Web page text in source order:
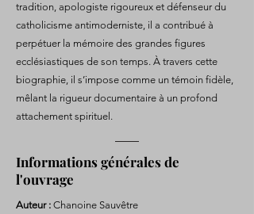
tradition, apologiste rigoureux et défenseur du
catholicisme antimoderniste, il a contribué à
perpétuer la mémoire des grandes figures
ecclésiastiques de son temps. À travers cette
biographie, il s’impose comme un témoin fidèle,
mêlant la rigueur documentaire à un profond
attachement spirituel.
Informations générales de
l'ouvrage
Auteur : Chanoine Sauvêtre